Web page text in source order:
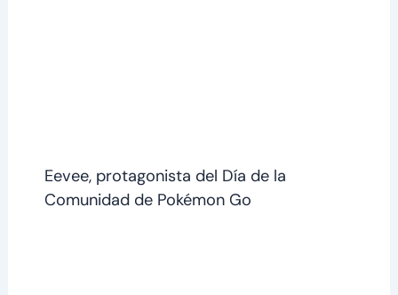
Eevee, protagonista del Día de la
Comunidad de Pokémon Go